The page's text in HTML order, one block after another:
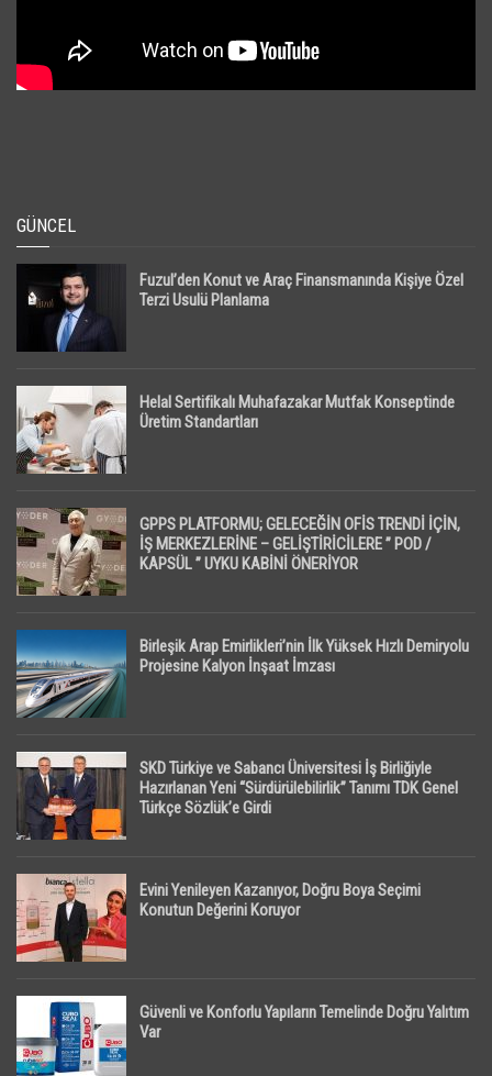
GÜNCEL
Fuzul’den Konut ve Araç Finansmanında Kişiye Özel
Terzi Usulü Planlama
Helal Sertifikalı Muhafazakar Mutfak Konseptinde
Üretim Standartları
GPPS PLATFORMU; GELECEĞİN OFİS TRENDİ İÇİN,
İŞ MERKEZLERİNE – GELİŞTİRİCİLERE ” POD /
KAPSÜL ” UYKU KABİNİ ÖNERİYOR
Birleşik Arap Emirlikleri’nin İlk Yüksek Hızlı Demiryolu
Projesine Kalyon İnşaat İmzası
SKD Türkiye ve Sabancı Üniversitesi İş Birliğiyle
Hazırlanan Yeni “Sürdürülebilirlik” Tanımı TDK Genel
Türkçe Sözlük’e Girdi
Evini Yenileyen Kazanıyor, Doğru Boya Seçimi
Konutun Değerini Koruyor
Güvenli ve Konforlu Yapıların Temelinde Doğru Yalıtım
Var